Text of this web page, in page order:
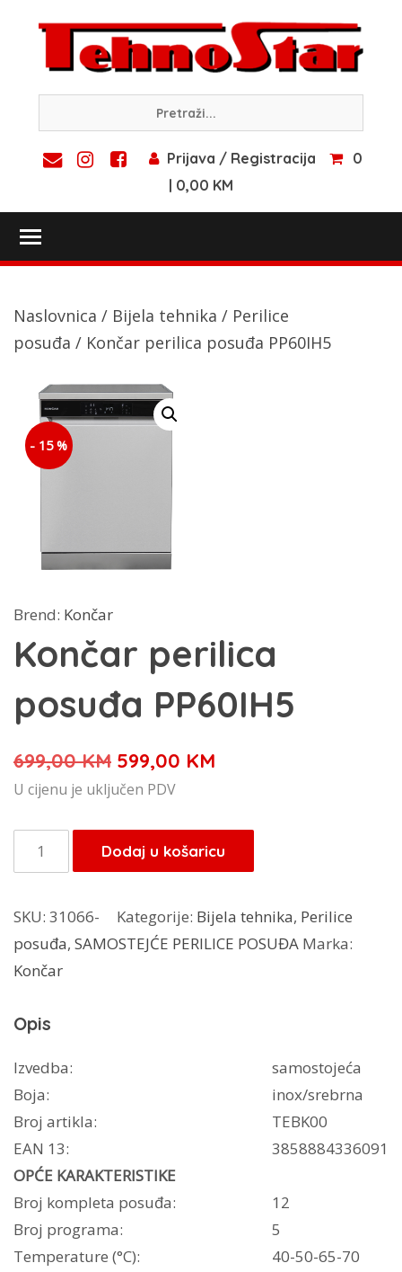
content
Prijava / Registracija
0
| 0,00 KM
Naslovnica / Bijela tehnika / Perilice
posuđa / Končar perilica posuđa PP60IH5
- 15 %
Brend: Končar
Končar perilica
posuđa PP60IH5
699,00KM Izvorna
cijena
je:
699,00 KM.
599,00 KM
U cijenu je uključen PDV
Končar
perilica
PP60IH5
količina
Dodaj u košaricu
SKU: 31066- Kategorije: Bijela tehnika, Perilice
posuđa, SAMOSTEJĆE PERILICE POSUĐA Marka:
Končar
Opis
Izvedba:
samostojeća
Boja:
inox/srebrna
Broj artikla:
TEBK00
EAN 13:
3858884336091
OPĆE KARAKTERISTIKE
Broj kompleta posuđa:
12
Broj programa:
5
Temperature (°C):
40-50-65-70